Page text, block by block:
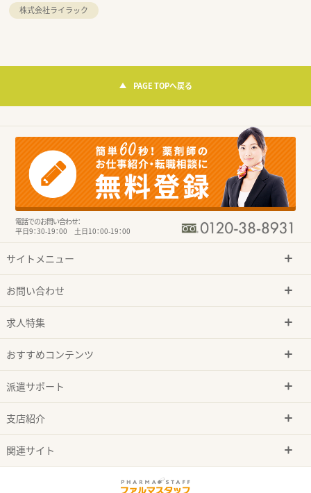
株式会社ライラック
PAGE TOPへ戻る
電話でのお問い合わせ：
平日9：30-19：00 土日10：00-19：00
サイトメニュー
お問い合わせ
求人特集
おすすめコンテンツ
派遣サポート
支店紹介
関連サイト